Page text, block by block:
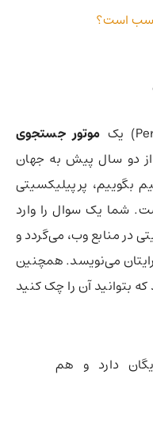
است؟
موتور جستجوی
دو سال پیش به جهان
بگوییم، پرپیلیکسیتی
شما یک سوال را وارد
در منابع وب، می‌گردد و
می‌نویسد. همچنین
بتوانید آن را چک کنید
دارد و هم